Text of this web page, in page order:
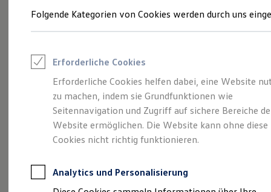
Junge Gebrauchtwagen und Gebrauchtwagen
Saisonangebote
Leasing
Leasing-Angebote
Gebrauchtwagen Leasing
Junge Gebrauchtwagen-Leasing
Elektroauto Leasing
Kleinwagen-Leasing
Leasing ohne Anzahlung
Autokredit mit Schlussrate
Versicherungen und Garantien
Kfz-Versicherung
Eine Spur Extra. Der
neue vollelektrische
ID. Polo
Folgende Kategorien von Cookies werden durch uns
Erforderliche Cookies
Erforderliche Cookies helfen dabei, eine Website
zu machen, indem sie Grundfunktionen wie
Seitennavigation und Zugriff auf sichere Bereiche
Website ermöglichen. Die Website kann ohne diese
Cookies nicht richtig funktionieren.
Analytics und Personalisierung